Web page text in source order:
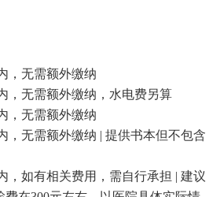
，无需额外缴纳
，无需额外缴纳，水电费另算
，无需额外缴纳
，无需额外缴纳 | 提供书本但不包含
，如有相关费用，需自行承担 | 建议